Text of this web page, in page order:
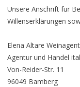
Unsere Anschrift für
Willenserklärungen
Elena Altare
Agentur und Handel
Von-Reider-Str. 11
96049 Bamberg